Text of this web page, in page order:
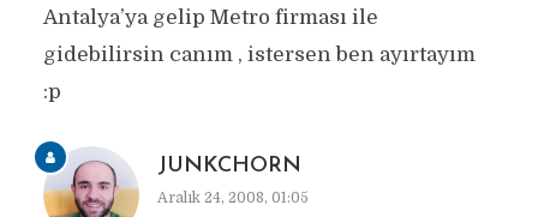
Antalya’ya gelip Metro firması ile
gidebilirsin canım , istersen ben ayırtayım
:p
JUNKCHORN
Aralık 24, 2008, 01:05